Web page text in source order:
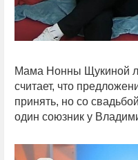
Мама Нонны Щукиной
считает, что
принять, но со
один союзник у